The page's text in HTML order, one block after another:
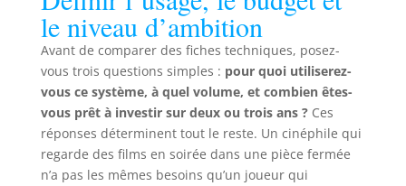
le niveau d’ambition
Avant de comparer des fiches techniques, posez-
vous trois questions simples : pour quoi utiliserez-
vous ce système, à quel volume, et combien êtes-
vous prêt à investir sur deux ou trois ans ?Ces
réponses déterminent tout le reste. Un cinéphile qui
regarde des films en soirée dans une pièce fermée
n’a pas les mêmes besoins qu’un joueur qui